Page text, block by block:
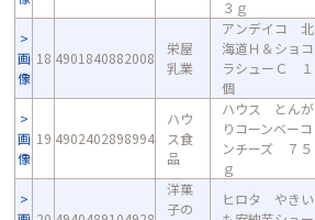
３ｇ
画
像
18 4901840882008
栄屋
乳業
アンデイコ 北
海道Ｈ＆ショコ
ラシューＣ １
個
画
像
19 4902402898994
ハウ
ス食
品
ハウス とんが
りコーンベーコ
ンチーズ ７５
ｇ
洋菓
子の
ヒロタ やきい